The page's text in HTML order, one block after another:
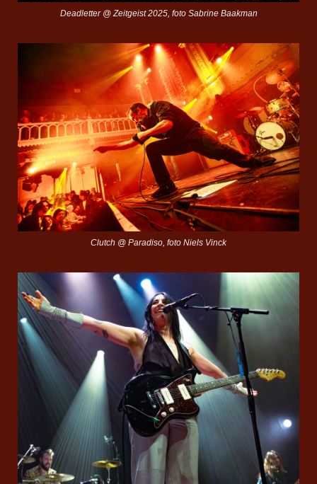
Deadletter @ Zeitgeist 2025, foto Sabrine Baakman
Clutch @ Paradiso, foto Niels Vinck